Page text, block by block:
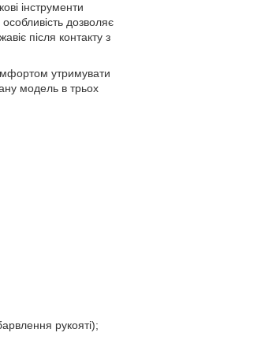
інструменти
дозволяє
після контакту з
утримувати
модель в трьох
рукояті);